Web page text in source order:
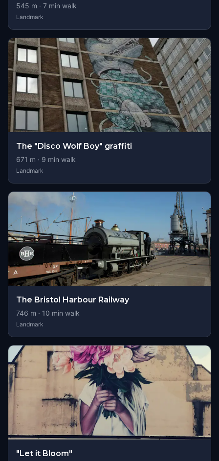
545 m · 7 min walk
Landmark
The "Disco Wolf Boy" graffiti
671 m · 9 min walk
Landmark
The Bristol Harbour Railway
746 m · 10 min walk
Landmark
"Let it Bloom"